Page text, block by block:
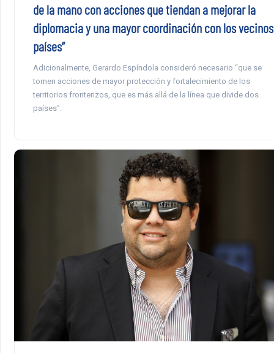
de la mano con acciones que tiendan a mejorar la
diplomacia y una mayor coordinación con los vecinos
países”
Adicionalmente, Gerardo Espíndola consideró necesario “que se
tomen acciones de mayor protección y fortalecimiento de los
territorios fronterizos, que es más allá de la línea que divide dos
países”.